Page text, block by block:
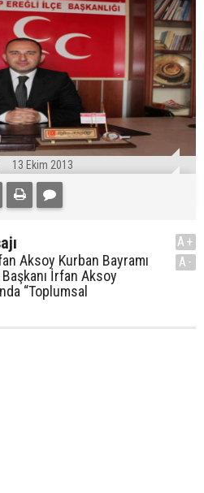
13 Ekim 2013
Aksoy Kurban Bayramı
İrfan Aksoy
“Toplumsal
A+
A-